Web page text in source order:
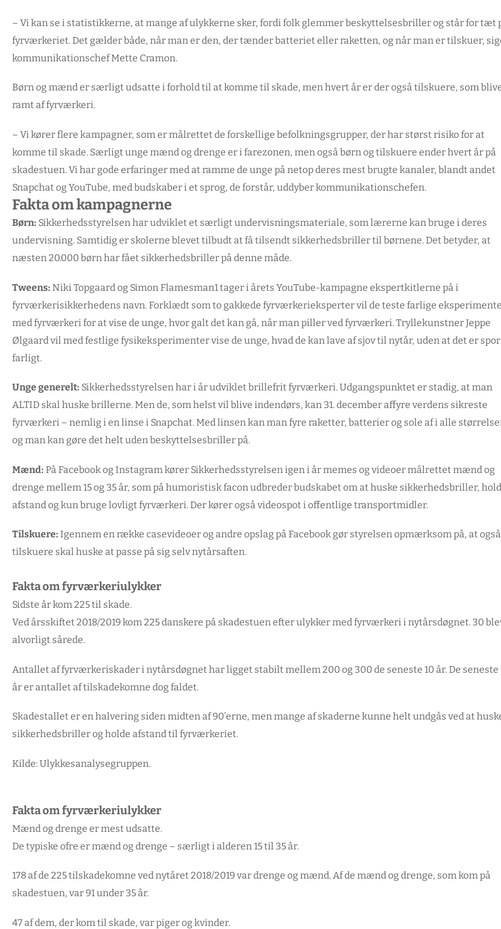
– Vi kan se i statistikkerne, at mange af ulykkerne sker, fordi folk glemmer beskyttelsesbriller og står for tæt
fyrværkeriet. Det gælder både, når man er den, der tænder batteriet eller raketten, og når man er tilskuer,
kommunikationschef Mette Cramon.
Børn og mænd er særligt udsatte i forhold til at komme til skade, men hvert år er der også tilskuere, som
ramt af fyrværkeri.
– Vi kører flere kampagner, som er målrettet de forskellige befolkningsgrupper, der har størst risiko for at
komme til skade. Særligt unge mænd og drenge er i farezonen, men også børn og tilskuere ender hvert år på
skadestuen. Vi har gode erfaringer med at ramme de unge på netop deres mest brugte kanaler, blandt andet
Snapchat og YouTube, med budskaber i et sprog, de forstår, uddyber kommunikationschefen.
Fakta om kampagnerne
Børn: Sikkerhedsstyrelsen har udviklet et særligt undervisningsmateriale, som lærerne kan bruge i deres
undervisning. Samtidig er skolerne blevet tilbudt at få tilsendt sikkerhedsbriller til børnene. Det betyder, at
næsten 20.000 børn har fået sikkerhedsbriller på denne måde.
Tweens: Niki Topgaard og Simon Flamesman1 tager i årets YouTube-kampagne ekspertkitlerne på i
fyrværkerisikkerhedens navn. Forklædt som to gakkede fyrværkerieksperter vil de teste farlige
med fyrværkeri for at vise de unge, hvor galt det kan gå, når man piller ved fyrværkeri. Tryllekunstner Jeppe
Ølgaard vil med festlige fysikeksperimenter vise de unge, hvad de kan lave af sjov til nytår, uden at det er spor
farligt.
Unge generelt: Sikkerhedsstyrelsen har i år udviklet brillefrit fyrværkeri. Udgangspunktet er stadig, at man
ALTID skal huske brillerne. Men de, som helst vil blive indendørs, kan 31. december affyre verdens sikreste
fyrværkeri – nemlig i en linse i Snapchat. Med linsen kan man fyre raketter, batterier og sole af i alle
og man kan gøre det helt uden beskyttelsesbriller på.
Mænd: På Facebook og Instagram kører Sikkerhedsstyrelsen igen i år memes og videoer målrettet mænd og
drenge mellem 15 og 35 år, som på humoristisk facon udbreder budskabet om at huske sikkerhedsbriller,
afstand og kun bruge lovligt fyrværkeri. Der kører også videospot i offentlige transportmidler.
Tilskuere: Igennem en række casevideoer og andre opslag på Facebook gør styrelsen opmærksom på, at også
tilskuere skal huske at passe på sig selv nytårsaften.
Fakta om fyrværkeriulykker
Sidste år kom 225 til skade.
Ved årsskiftet 2018/2019 kom 225 danskere på skadestuen efter ulykker med fyrværkeri i nytårsdøgnet. 30
alvorligt sårede.
Antallet af fyrværkeriskader i nytårsdøgnet har ligget stabilt mellem 200 og 300 de seneste 10 år. De seneste
år er antallet af tilskadekomne dog faldet.
Skadestallet er en halvering siden midten af 90’erne, men mange af skaderne kunne helt undgås ved at
sikkerhedsbriller og holde afstand til fyrværkeriet.
Kilde: Ulykkesanalysegruppen.
Fakta om fyrværkeriulykker
Mænd og drenge er mest udsatte.
De typiske ofre er mænd og drenge – særligt i alderen 15 til 35 år.
178 af de 225 tilskadekomne ved nytåret 2018/2019 var drenge og mænd. Af de mænd og drenge, som kom på
skadestuen, var 91 under 35 år.
47 af dem, der kom til skade, var piger og kvinder.